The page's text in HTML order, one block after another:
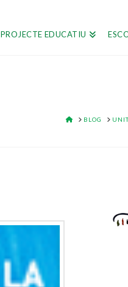
PROJECTE EDUCATIU
HOME
BLOG